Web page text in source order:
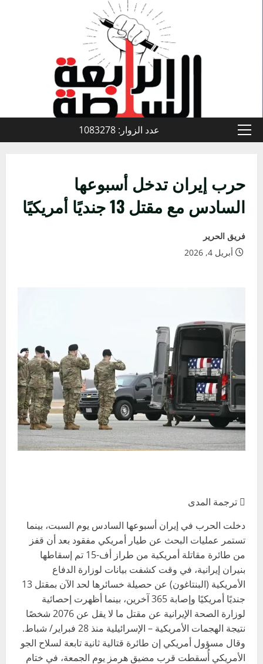
القائمة
عدد الزوار: 1083278
حرب إيران تدخل أسبوعها
السادس مع مقتل 13 جنديًا أمريكيًا
فريق الحرير
أبريل 4, 2026
 ترجمة المدى
دخلت الحرب في إيران أسبوعها السادس يوم السبت، بينما
تستمر عمليات البحث عن طيار أمريكي مفقود بعد أن قفز
من طائرة مقاتلة أمريكية من طراز أف-15 تم إسقاطها
بنيران إيرانية، في وقت كشفت بيانات لوزارة الدفاع
الأمريكية (البنتاغون) عن حصيلة خسائرها لحد الآن بمقتل 13
جنديًا أمريكيًا وإصابة 365 آخرين، بينما أظهرت إحصائية
لوزارة الصحة الإيرانية عن مقتل ما لا يقل عن 2076 شخصًا
نتيجة الهجمات الأمريكية – الإسرائيلية منذ 28 فبراير/ شباط.
وقال مسؤول أمريكي إن طائرة قتالية ثانية تابعة لسلاح الجو
الأمريكي أُسقطت قرب مضيق هرمز يوم الجمعة، في ختام